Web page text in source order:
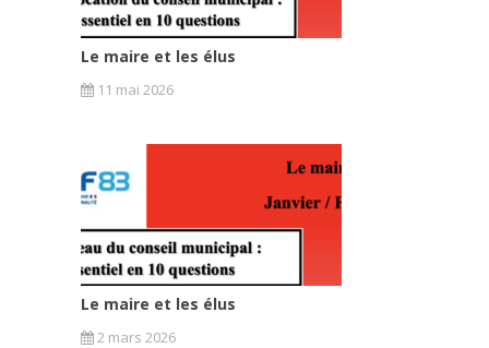
Le maire et les élus
11 mai 2026
Le maire et les élus
2 mars 2026